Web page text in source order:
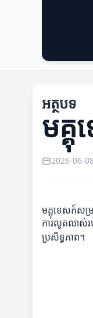
អត្ថបទ
មគ្
2026-06-
មគ្គុទេសក៍សម្
ការលូតលាស់រ
ប្រសិទ្ធភាព។